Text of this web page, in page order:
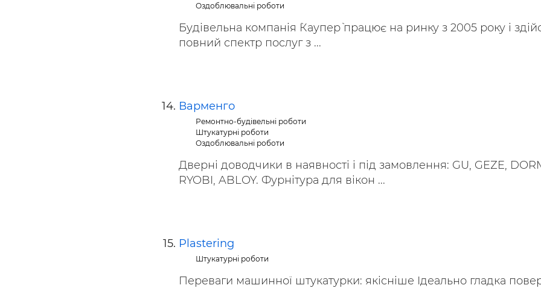
Оздоблювальні роботи
Будівельна компанія `Каупер` працює на ринку з 2005 року і
повний спектр послуг з ...
Варменго
Ремонтно-будівельні роботи
Штукатурні роботи
Оздоблювальні роботи
Дверні доводчики в наявності і під замовлення: GU, GEZE,
RYOBI, ABLOY. Фурнітура для вікон ...
Plastering
Штукатурні роботи
Переваги машинної штукатурки: якісніше Ідеально гладка